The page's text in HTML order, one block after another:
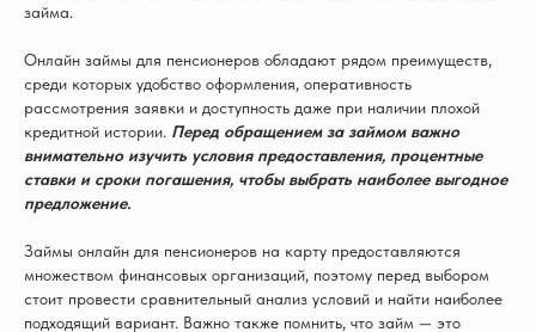
займа.
Онлайн займы для пенсионеров обладают рядом преимуществ,
среди которых удобство оформления, оперативность
рассмотрения заявки и доступность даже при наличии плохой
кредитной истории. Перед обращением за займом важно
внимательно изучить условия предоставления, процентные
ставки и сроки погашения, чтобы выбрать наиболее выгодное
предложение.
Займы онлайн для пенсионеров на карту предоставляются
множеством финансовых организаций, поэтому перед выбором
стоит провести сравнительный анализ условий и найти наиболее
подходящий вариант. Важно также помнить, что займ — это